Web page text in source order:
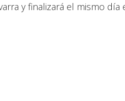
y finalizará el mismo día